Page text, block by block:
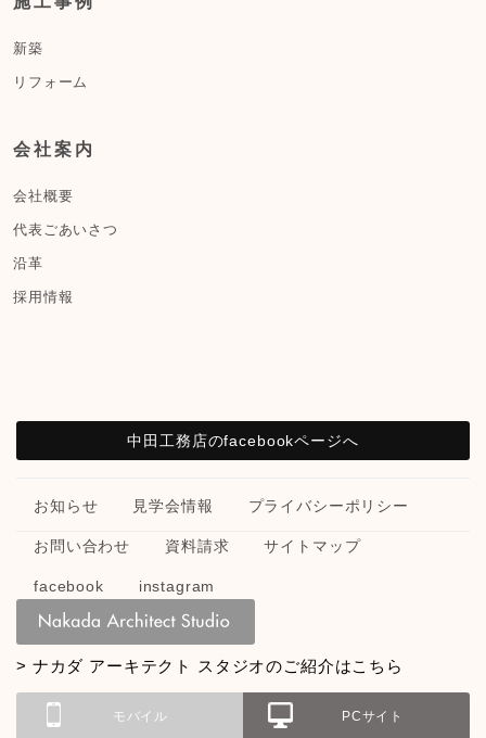
新築
リフォーム
会社案内
会社概要
代表ごあいさつ
沿革
採用情報
中田工務店のfacebookページへ
お知らせ 見学会情報 プライバシーポリシー
お問い合わせ 資料請求 サイトマップ
facebook instagram
> ナカダ アーキテクト スタジオのご紹介はこちら
モバイル PCサイト